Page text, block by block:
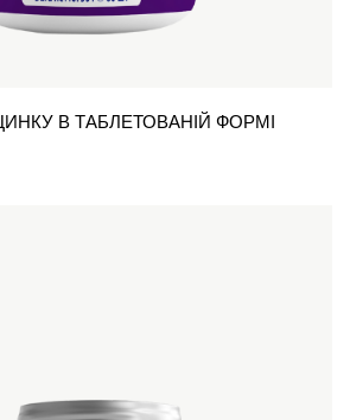
В ТАБЛЕТОВАНІЙ ФОРМІ